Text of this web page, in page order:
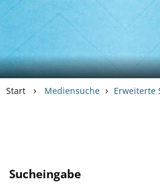
Start › Mediensuche › Erweiterte
Sucheingabe